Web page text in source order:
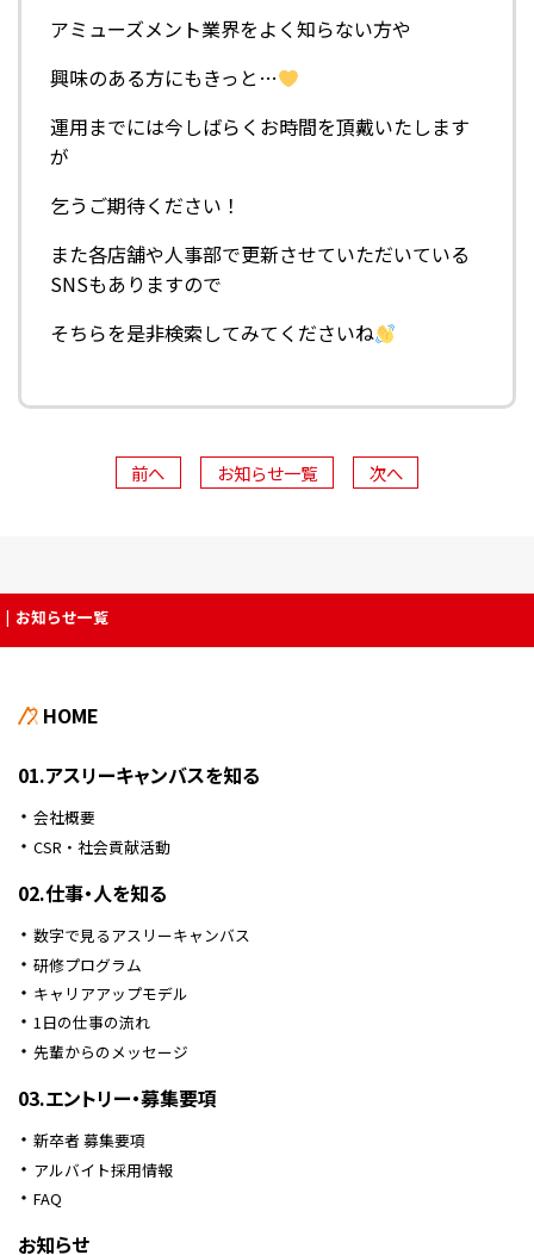
アミューズメント業界をよく知らない方や
興味のある方にもきっと…
運用までには今しばらくお時間を頂戴いたします
が
乞うご期待ください！
また各店舗や人事部で更新させていただいている
SNSもありますので
そちらを是非検索してみてくださいね
前へ お知らせ一覧 次へ
お知らせ一覧
HOME
01.アスリーキャンバスを知る
会社概要
CSR・社会貢献活動
02.仕事・人を知る
数字で見るアスリーキャンバス
研修プログラム
キャリアアップモデル
1日の仕事の流れ
先輩からのメッセージ
03.エントリー・募集要項
新卒者 募集要項
アルバイト採用情報
FAQ
お知らせ